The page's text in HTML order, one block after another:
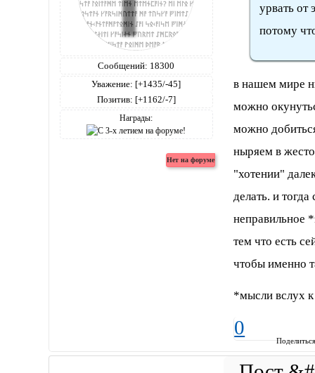
Сообщений: 18300
Уважение: [+1435/-45]
Позитив: [+1162/-7]
Награды:
урвать от
потому
в нашем мире
можно
можно
ныряем в
"хотении"
делать. и
неправильное
тем что есть
чтобы именно
*мысли вслух
0